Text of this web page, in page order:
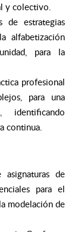
y colectivo.
de estrategias
alfabetización
para la
profesional
para una
identificando
continua.
asignaturas de
para el
modelación de